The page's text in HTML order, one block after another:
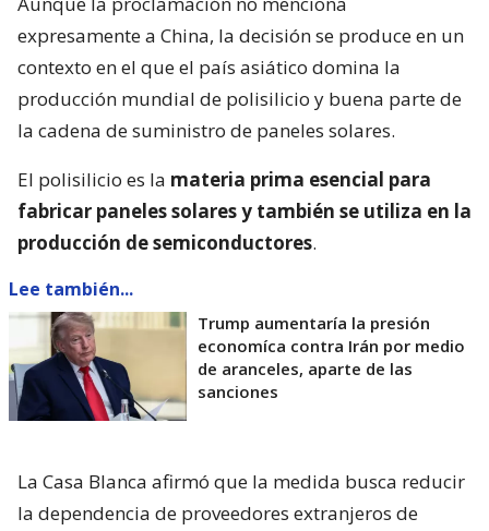
expresamente a China, la decisión se produce en un
contexto en el que el país asiático domina la
producción mundial de polisilicio y buena parte de
la cadena de suministro de paneles solares.
El polisilicio es la materia prima esencial para
fabricar paneles solares y también se utiliza en la
producción de semiconductores.
Lee también...
Trump aumentaría la presión
economíca contra Irán por medio
de aranceles, aparte de las
sanciones
La Casa Blanca afirmó que la medida busca reducir
la dependencia de proveedores extranjeros de